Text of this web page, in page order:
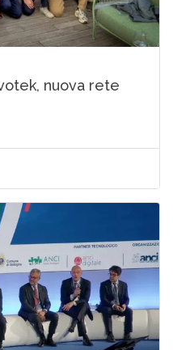
nuova rete